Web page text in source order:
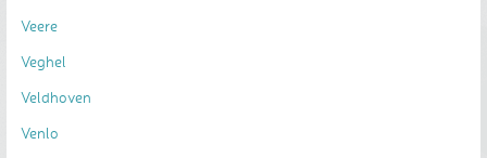
Veere
Veghel
Veldhoven
Venlo